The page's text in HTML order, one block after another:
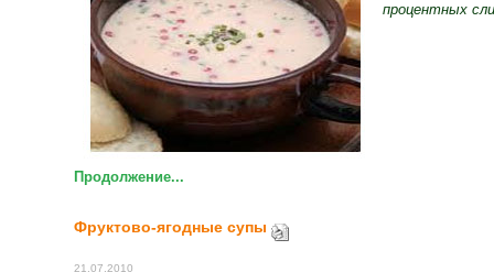
процентных
Продолжение...
Фруктово-ягодные супы
21.07.2010